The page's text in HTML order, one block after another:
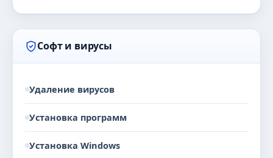
Софт и вирусы
Удаление вирусов
Установка программ
Установка Windows